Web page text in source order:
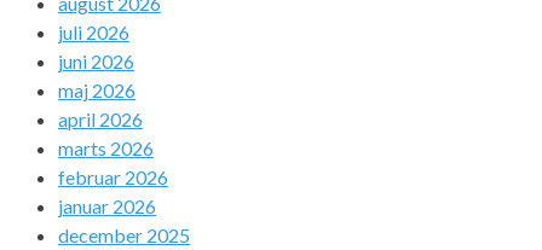
juli 2026
juni 2026
maj 2026
april 2026
marts 2026
februar 2026
januar 2026
december 2025